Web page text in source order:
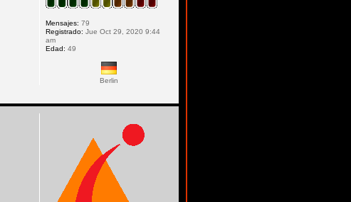
Mensajes: 79
Registrado: Jue Oct 29, 2020 9:44
am
Edad: 49
Berlin